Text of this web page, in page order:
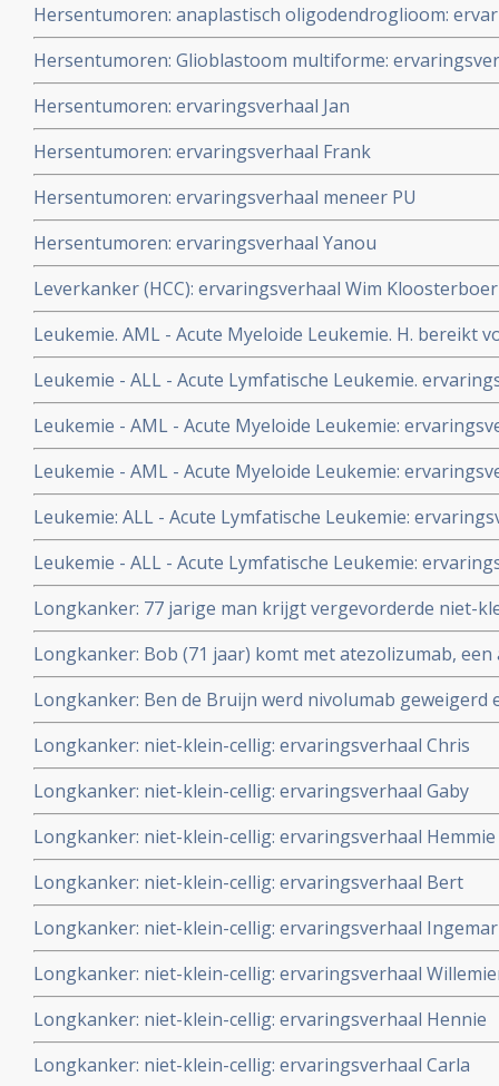
Hersentumoren: anaplastisch oligodendroglioom:
Hersentumoren: Glioblastoom multiforme:
Hersentumoren: ervaringsverhaal Jan
Hersentumoren: ervaringsverhaal Frank
Hersentumoren: ervaringsverhaal meneer PU
Hersentumoren: ervaringsverhaal Yanou
Leverkanker (HCC): ervaringsverhaal Wim Kloosterboer
Leukemie. AML - Acute Myeloide Leukemie. H. bereikt
Myeloide Leukemie na chemokuren met Vidaza en
Metavo.
Leukemie - ALL - Acute Lymfatische Leukemie.
Leukemie - AML - Acute Myeloide Leukemie:
Leukemie - AML - Acute Myeloide Leukemie:
een partner
Leukemie: ALL - Acute Lymfatische Leukemie:
Leukemie - ALL - Acute Lymfatische Leukemie:
Longkanker: 77 jarige man krijgt vergevorderde niet-
controle met GC-Maf + Ultra Sound behandelingen +
vorm van hyperthermie en bereikt duurzame stabiele
Longkanker: Bob (71 jaar) komt met atezolizumab,
remissie van zwaar voorbehandelde uitgezaaide niet
al 4 jaar kankervrij
Longkanker: Ben de Bruijn werd nivolumab geweigerd
2015. Bekijk hier zijn laatste wens
Longkanker: niet-klein-cellig: ervaringsverhaal Chris
Longkanker: niet-klein-cellig: ervaringsverhaal Gaby
Longkanker: niet-klein-cellig: ervaringsverhaal Hemmie
Longkanker: niet-klein-cellig: ervaringsverhaal Bert
Longkanker: niet-klein-cellig: ervaringsverhaal
Longkanker: niet-klein-cellig: ervaringsverhaal
Longkanker: niet-klein-cellig: ervaringsverhaal Hennie
Longkanker: niet-klein-cellig: ervaringsverhaal Carla